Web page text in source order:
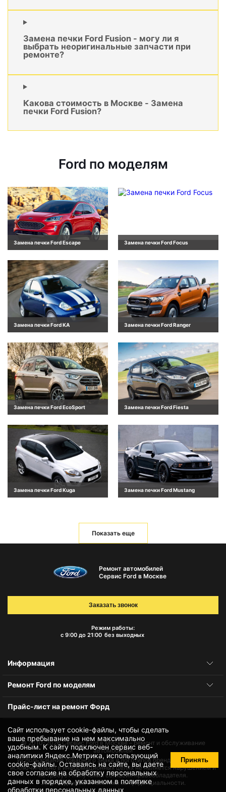
Замена печки Ford Fusion - могу ли я
выбрать неоригинальные запчасти при
ремонте?
Какова стоимость в Москве - Замена
печки Ford Fusion?
Ford по моделям
Замена печки Ford Escape Замена печки Ford Focus
Замена печки Ford KA Замена печки Ford Ranger
Замена печки Ford EcoSport Замена печки Ford Fiesta
Замена печки Ford Kuga Замена печки Ford Mustang
Показать еще
Сайт использует cookie-файлы, чтобы сделать
ваше пребывание на нем максимально
удобным. К cайту подключен сервис веб-
аналитики Яндекс.Метрика, использующий
cookie-файлы. Оставаясь на сайте, вы даете
своесогласие на обработку персональных
данных в порядке, указанном в политике
обработки персональных данных
Принять
Ремонт автомобилей
Сервис Ford в Москве
Режим работы:
с 9:00 до 21:00 без выходных
Заказать звонок
Информация
Ремонт Ford по моделям
Прайс-лист на ремонт Форд
© 2010-2026Сервис Ford в Москве – ремонт и обслуживание
автомобилей
Использование товарного знака и логотипов бренда происходит
исключительно в информационных целях не является нарушением и
не требует получения согласия правообладателя.
Защита данных и политика конфиденциальности.